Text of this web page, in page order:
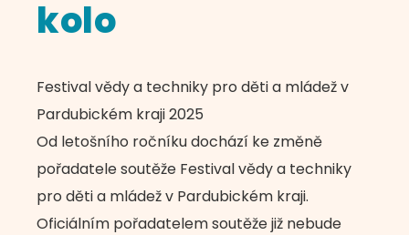
kolo
Festival vědy a techniky pro děti a mládež v
Pardubickém kraji 2025
Od letošního ročníku dochází ke změně
pořadatele soutěže Festival vědy a techniky
pro děti a mládež v Pardubickém kraji.
Oficiálním pořadatelem soutěže již nebude